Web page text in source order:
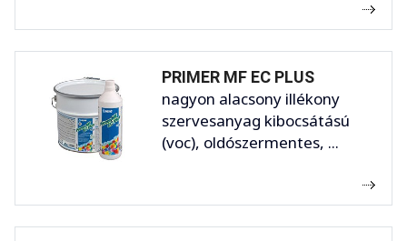
PRIMER MF EC PLUS
nagyon alacsony illékony
szervesanyag kibocsátású
(voc), oldószermentes, ...